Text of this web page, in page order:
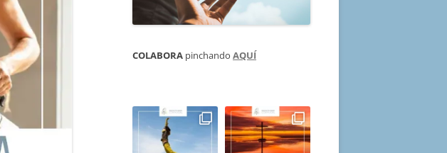
COLABORA pinchando AQUÍ